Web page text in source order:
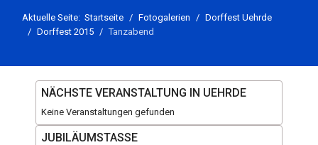
Aktuelle Seite: Startseite Fotogalerien
Dorffest Uehrde
Dorffest 2015
Tanzabend
NÄCHSTE VERANSTALTUNG IN UEHRDE
Keine Veranstaltungen gefunden
JUBILÄUMSTASSE